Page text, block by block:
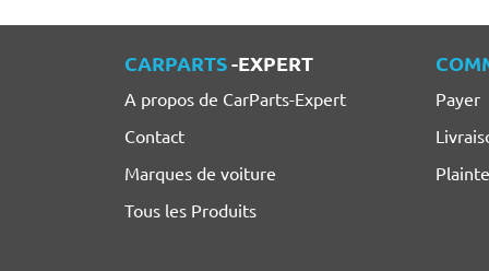
CARPARTS-EXPERT
A propos de CarParts-Expert
Contact
Marques de voiture
Tous les Produits
Payer